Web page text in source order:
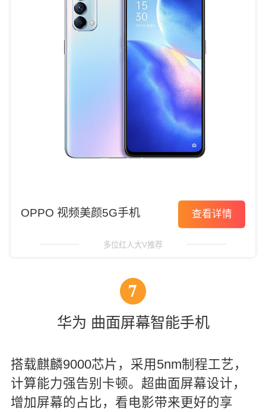
OPPO 视频美颜5G手机 查看详情
多位红人大V推荐
7
华为 曲面屏幕智能手机
搭载麒麟9000芯片，采用5nm制程工艺，
计算能力强告别卡顿。超曲面屏幕设计，
增加屏幕的占比，看电影带来更好的享